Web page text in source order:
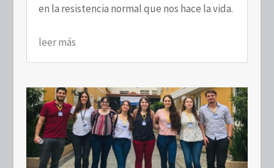
en la resistencia normal que nos hace la vida.
leer más